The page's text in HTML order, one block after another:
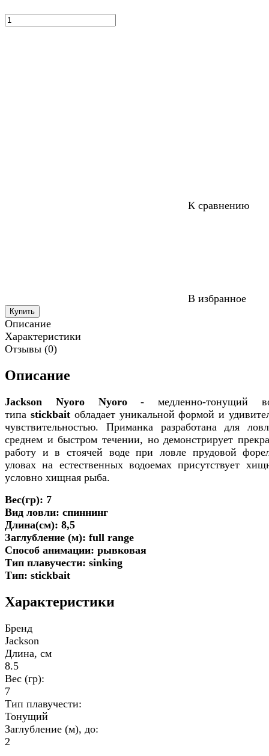
К сравнению
В избранное
Купить
Описание
Характеристики
Отзывы (0)
Описание
Jackson Nyoro Nyoro- медленно-тонущий
типа stickbaitобладает уникальной формой и
чувствительностью. Приманка разработана для
среднем и быстром течении, но демонстрирует
работу и в стоячей воде при ловле прудовой
уловах на естественных водоемах присутствует
условно хищная рыба.
Вес(гр): 7
Вид ловли: спиннинг
Длина(см): 8,5
Заглубление (м): full range
Способ анимации: рывковая
Тип плавучести: sinking
Тип: stickbait
Характеристики
Бренд
Jackson
Длина, см
8.5
Вес (гр):
7
Тип плавучести:
Тонущий
Заглубление (м), до:
2